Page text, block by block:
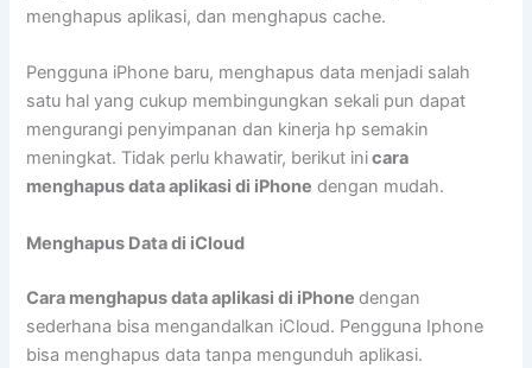
menghapus aplikasi, dan menghapus cache.
Pengguna iPhone baru, menghapus data menjadi salah
satu hal yang cukup membingungkan sekali pun dapat
mengurangi penyimpanan dan kinerja hp semakin
meningkat. Tidak perlu khawatir, berikut inicara
menghapus data aplikasi di iPhone dengan mudah.
Menghapus Data di iCloud
Cara menghapus data aplikasi di iPhonedengan
sederhana bisa mengandalkan iCloud. Pengguna Iphone
bisa menghapus data tanpa mengunduh aplikasi.